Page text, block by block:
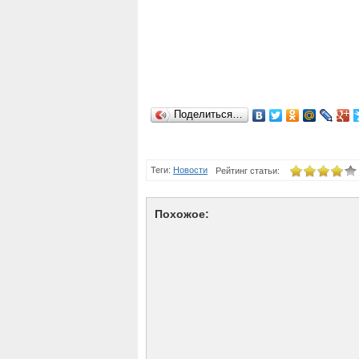
Поделиться…
Теги: Новости Рейтинг статьи:
Похожое: